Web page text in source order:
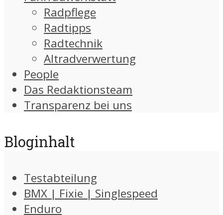
Radpflege
Radtipps
Radtechnik
Altradverwertung
People
Das Redaktionsteam
Transparenz bei uns
Bloginhalt
Testabteilung
BMX | Fixie | Singlespeed
Enduro